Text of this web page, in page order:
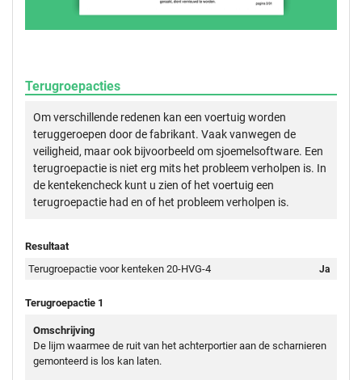
Terugroepacties
Om verschillende redenen kan een voertuig worden
teruggeroepen door de fabrikant. Vaak vanwegen de
veiligheid, maar ook bijvoorbeeld om sjoemelsoftware. Een
terugroepactie is niet erg mits het probleem verholpen is. In
de kentekencheck kunt u zien of het voertuig een
terugroepactie had en of het probleem verholpen is.
Resultaat
Terugroepactie voor kenteken 20-HVG-4
Ja
Terugroepactie 1
Omschrijving
De lijm waarmee de ruit van het achterportier aan de scharnieren
gemonteerd is los kan laten.